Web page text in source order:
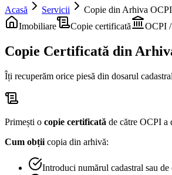
Acasă Servicii
Copie din Arhiva OCPI
Imobiliare
Copie certificată OCPI
Copie Certificată din
Îți recuperăm orice piesă din dosarul
Primești o copie certificată de către OCPI
Cum obții copia din arhivă:
Introduci numărul cadastral sau de